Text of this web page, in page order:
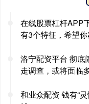
在线股票杠杆APP
有3个特征，希望
洛宁配资平台 彻底
走调查，或将面临
和业众配资 钱有“